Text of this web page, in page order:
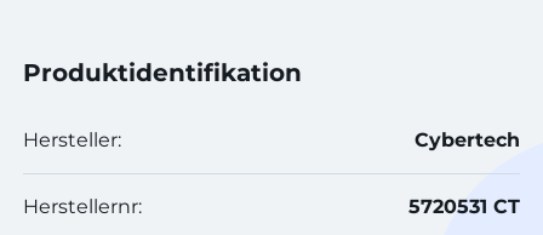
Produktidentifikation
Hersteller: Cybertech
Herstellernr: 5720531 CT